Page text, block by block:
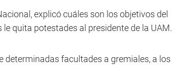
explicó cuáles son los objetivos del
quita potestades al presidente de la UAM.
determinadas facultades a gremiales, a los